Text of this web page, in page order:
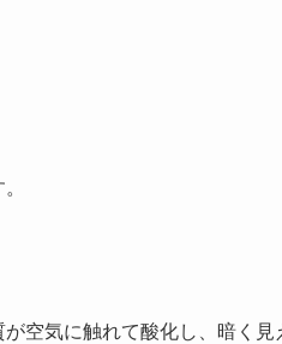
空気に触れて酸化し、暗く見